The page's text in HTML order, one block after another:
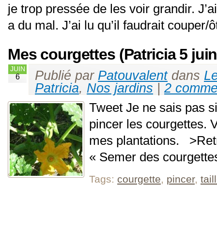
je trop pressée de les voir grandir.
a du mal. J’ai lu qu’il faudrait
Mes courgettes (Patricia 5
JUIN
6 Publié par Patouvalentdans
Patricia, Nos jardins
2
Tweet Je ne sais pas
pincer les courgettes.
mes plantations.
« Semer des
Tags: courgette, pincer,